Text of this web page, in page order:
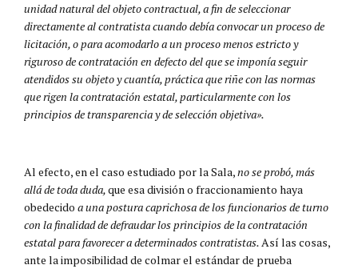
unidad natural del objeto contractual, a fin de seleccionar
directamente al contratista cuando debía convocar un proceso de
licitación, o para acomodarlo a un proceso menos estricto y
riguroso de contratación en defecto del que se imponía seguir
atendidos su objeto y cuantía, práctica que riñe con las normas
que rigen la contratación estatal, particularmente con los
principios de transparencia y de selección objetiva».
Al efecto, en el caso estudiado por la Sala,no se probó, más
allá de toda duda,que esa división o fraccionamiento haya
obedecido a una postura caprichosa de los funcionarios de turno
con la finalidad de defraudar los principios de la contratación
estatal para favorecer a determinados contratistas.Así las cosas,
ante la imposibilidad de colmar el estándar de prueba